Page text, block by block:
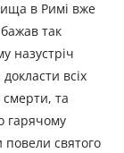
в Римі вже
так
назустріч
всіх
смерти, та
гарячому
повели святого